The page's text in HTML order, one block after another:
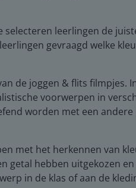
selecteren leerlingen de
gevraagd welke
de joggen & flits
voorwerpen in
worden met een
met het herkennen van
getal hebben uitgekozen
in de klas of aan de